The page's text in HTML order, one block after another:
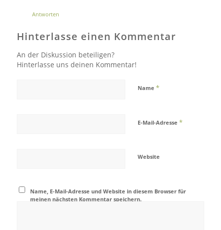
Antworten
Hinterlasse einen Kommentar
An der Diskussion beteiligen?
Hinterlasse uns deinen Kommentar!
Name *
E-Mail-Adresse *
Website
Name, E-Mail-Adresse und Website in diesem Browser für
meinen nächsten Kommentar speichern.